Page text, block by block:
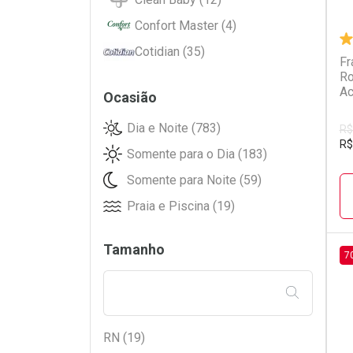
R$
Confort Master (4)
Cotidian (35)
Dogs Care (4)
Dog's Care (24)
ESTRELINHA (5)
Ever Baby (38)
Ever Care (24)
Gaboni (3)
Huggies (275)
Ocasião
Dia e Noite (783)
Somente para o Dia (183)
Somente para Noite (59)
Praia e Piscina (19)
Tamanho
FILTRAR
RN (19)